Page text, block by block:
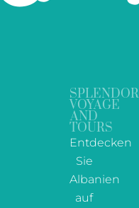
SPLENDOR
VOYAGE
AND
TOURS
Entdecken
Sie
Albanien
auf